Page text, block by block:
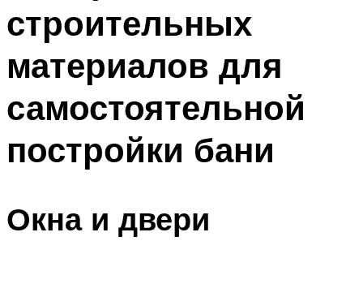
Меню
строительных
материалов для
самостоятельной
постройки бани
Окна и двери